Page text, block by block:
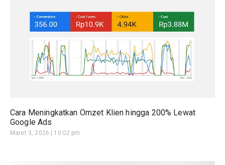
Cara Meningkatkan Omzet Klien hingga 200% Lewat
Google Ads
Maret 3, 2026 10:02 pm